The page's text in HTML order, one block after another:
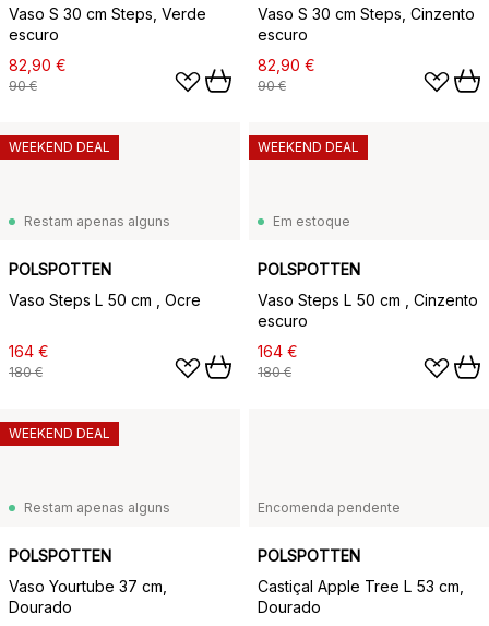
Vaso S 30 cm Steps, Verde
escuro
82,90 €
90 €
Vaso S 30 cm Steps, Cinzento
escuro
82,90 €
90 €
Restam apenas alguns
POLSPOTTEN
Vaso Steps L 50 cm , Ocre
164 €
180 €
WEEKEND DEAL
Em estoque
POLSPOTTEN
Vaso Steps L 50 cm , Cinzento
escuro
164 €
180 €
WEEKEND DEAL
Restam apenas alguns
POLSPOTTEN
Vaso Yourtube 37 cm,
Dourado
WEEKEND DEAL
Encomenda pendente
POLSPOTTEN
Castiçal Apple Tree L 53 cm,
Dourado